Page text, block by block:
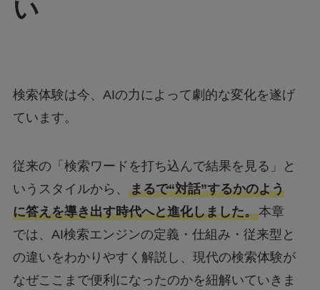
い
検索体験は今、AIの力によって劇的な変化を遂げ
ています。
従来の「検索ワードを打ち込んで結果を見る」と
いうスタイルから、 まるで“対話”するかのよう
に答えを導き出す時代へと進化しました。本章
では、AI検索エンジンの定義・仕組み・従来型と
の違いをわかりやすく解説し、現代の検索体験が
なぜここまで便利になったのかを紐解いていきま